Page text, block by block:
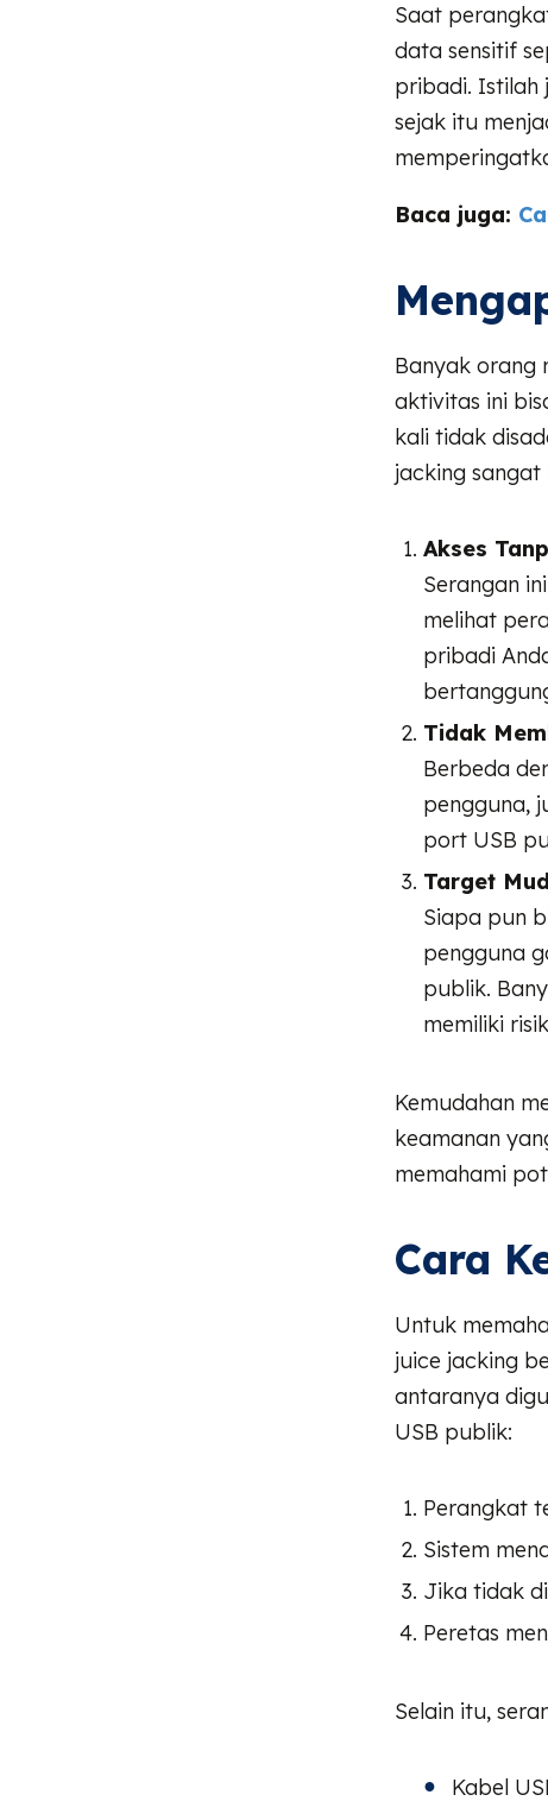
Saat
data sensitif
pribadi. Istilah
sejak itu
Baca juga:
Banyak orang
aktivitas ini
kali tidak
jacking
Akses
Serangan
melihat
pribadi
Tidak
Berbeda
pengguna,
port USB
Target
Siapa pun
pengguna
publik.
memiliki
Kemudahan
keamanan
memahami
Cara
Untuk
juice jacking
antaranya
USB publik:
Perangkat
Sistem
Jika tidak
Peretas
Selain itu,
Kabel